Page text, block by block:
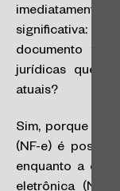
significativa:
documento
jurídicas que
atuais?
Sim, porque a
(NF-e) é
enquanto a